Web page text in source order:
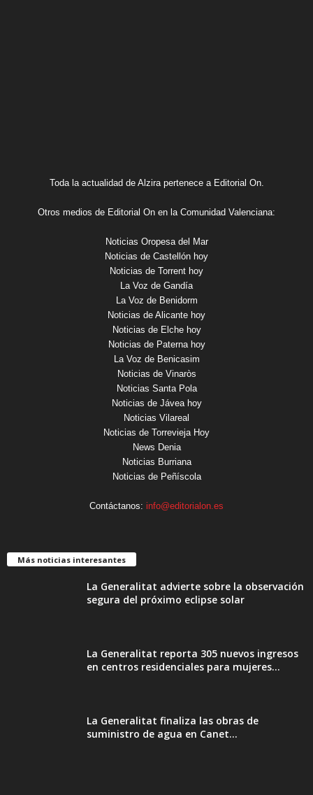
Toda la actualidad de Alzira pertenece a Editorial On.
Otros medios de Editorial On en la Comunidad Valenciana:
Noticias Oropesa del Mar
Noticias de Castellón hoy
Noticias de Torrent hoy
La Voz de Gandía
La Voz de Benidorm
Noticias de Alicante hoy
Noticias de Elche hoy
Noticias de Paterna hoy
La Voz de Benicasim
Noticias de Vinaròs
Noticias Santa Pola
Noticias de Jávea hoy
Noticias Vilareal
Noticias de Torrevieja Hoy
News Denia
Noticias Burriana
Noticias de Peñíscola
Contáctanos: info@editorialon.es
Más noticias interesantes
La Generalitat advierte sobre la observación
segura del próximo eclipse solar
La Generalitat reporta 305 nuevos ingresos
en centros residenciales para mujeres...
La Generalitat finaliza las obras de
suministro de agua en Canet...